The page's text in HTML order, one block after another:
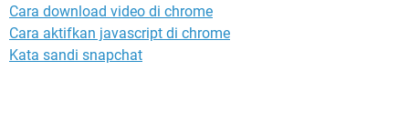
Cara download video di chrome
Cara aktifkan javascript di chrome
Kata sandi snapchat